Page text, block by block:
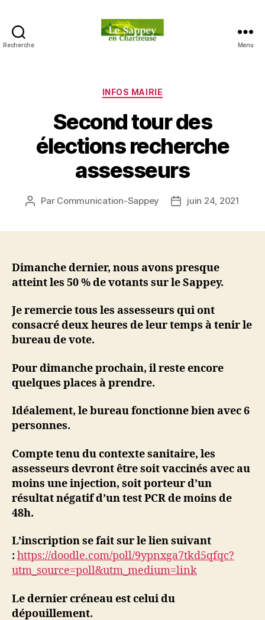
Recherche
en
Chartreuse
Menu
Catégories
INFOS MAIRIE
Second tour des
élections recherche
assesseurs
Auteur
Par Communication-Sappey
Datejuin 24, 2021
Dimanche dernier, nous avons presque
atteint les 50 % de votants sur le Sappey.
Je remercie tous les assesseurs qui ont
consacré deux heures de leur temps à tenir le
bureau de vote.
Pour dimanche prochain, il reste encore
quelques places à prendre.
Idéalement, le bureau fonctionne bien avec 6
personnes.
Compte tenu du contexte sanitaire, les
assesseurs devront être soit vaccinés avec au
moins une injection, soit porteur d’un
résultat négatif d’un test PCR de moins de
48h.
L’inscription se fait sur le lien suivant
:https://doodle.com/poll/9ypnxga7tkd5qfqc?
utm_source=poll&utm_medium=link
Le dernier créneau est celui du
dépouillement.